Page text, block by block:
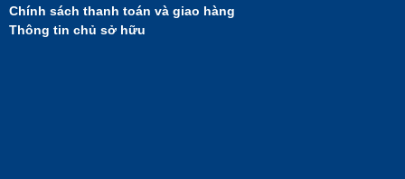
Chính sách thanh toán và giao hàng
Thông tin chủ sở hữu